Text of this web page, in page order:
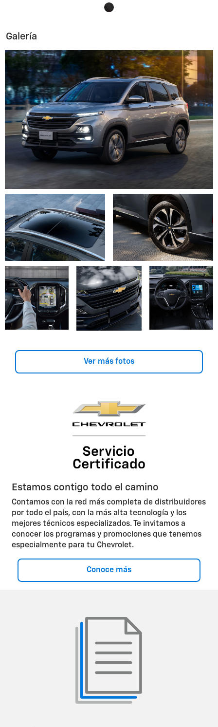
Galería
Ver más fotos
Estamos contigo todo el camino
Contamos con la red más completa de distribuidores
por todo el país, con la más alta tecnología y los
mejores técnicos especializados. Te invitamos a
conocer los programas y promociones que tenemos
especialmente para tu Chevrolet.
Conoce más